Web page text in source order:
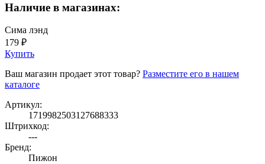
Наличие в магазинах:
Сима лэнд
179 ₽
Купить
Ваш магазин продает этот товар? Разместите его в нашем
каталоге
Артикул:
1719982503127688333
Штрихкод:
---
Бренд:
Пижон